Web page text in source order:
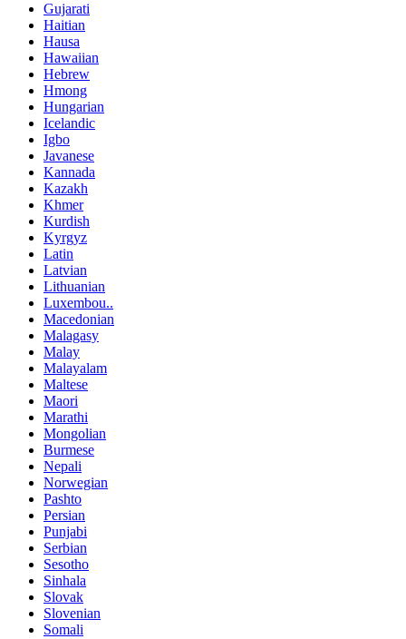
Gujarati
Haitian
Hausa
Hawaiian
Hebrew
Hmong
Hungarian
Icelandic
Igbo
Javanese
Kannada
Kazakh
Khmer
Kurdish
Kyrgyz
Latin
Latvian
Lithuanian
Luxembou..
Macedonian
Malagasy
Malay
Malayalam
Maltese
Maori
Marathi
Mongolian
Burmese
Nepali
Norwegian
Pashto
Persian
Punjabi
Serbian
Sesotho
Sinhala
Slovak
Slovenian
Somali